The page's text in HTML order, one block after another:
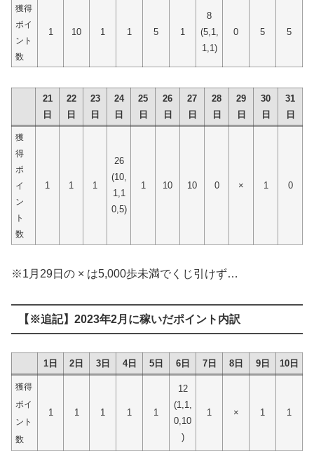
獲得
ポイ
ント
数
1 10 1 1 5 1
8
(5,1,
1,1)
0 5 5
21
日
22
日
23
日
24
日
25
日
26
日
27
日
28
日
29
日
30
日
31
日
獲
得
ポ
イ
ン
ト
数
1 1 1
26
(10,
1,1
0,5)
1 10 10 0 × 1 0
※1月29日の × は5,000歩未満でくじ引けず…
【※追記】2023年2月に稼いだポイント内訳
1日 2日 3日 4日 5日 6日 7日 8日 9日 10日
獲得
ポイ
ント
数
1 1 1 1 1
12
(1,1,
0,10
)
1 × 1 1